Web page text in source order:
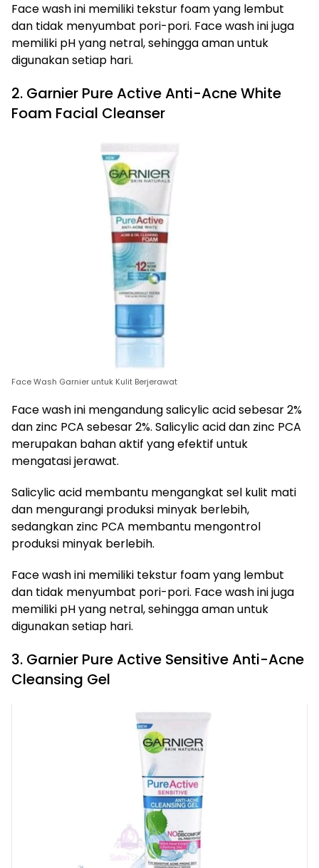
Face wash ini memiliki tekstur foam yang lembut
dan tidak menyumbat pori-pori. Face wash ini juga
memiliki pH yang netral, sehingga aman untuk
digunakan setiap hari.
2. Garnier Pure Active Anti-Acne White
Foam Facial Cleanser
Face Wash Garnier untuk Kulit Berjerawat
Face wash ini mengandung salicylic acid sebesar 2%
dan zinc PCA sebesar 2%. Salicylic acid dan zinc PCA
merupakan bahan aktif yang efektif untuk
mengatasi jerawat.
Salicylic acid membantu mengangkat sel kulit mati
dan mengurangi produksi minyak berlebih,
sedangkan zinc PCA membantu mengontrol
produksi minyak berlebih.
Face wash ini memiliki tekstur foam yang lembut
dan tidak menyumbat pori-pori. Face wash ini juga
memiliki pH yang netral, sehingga aman untuk
digunakan setiap hari.
3. Garnier Pure Active Sensitive Anti-Acne
Cleansing Gel